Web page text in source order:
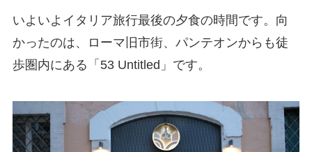
いよいよイタリア旅行最後の夕食の時間です。向
かったのは、ローマ旧市街、パンテオンからも徒
歩圏内にある「53 Untitled」です。